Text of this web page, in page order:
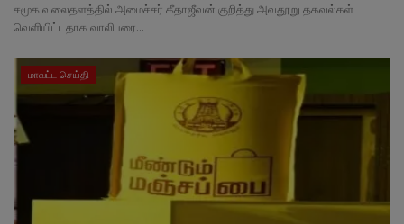
சமூக வலைதளத்தில் அமைச்சர் கீதாஜீவன் குறித்து அவதூறு தகவல்கள்
வெளியிட்டதாக வாலிபரை...
மாவட்ட செய்தி